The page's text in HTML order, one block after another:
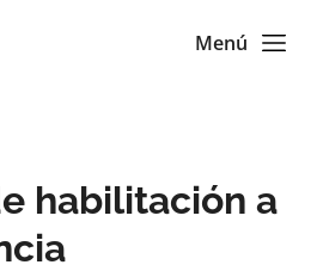
Menú
habilitación a